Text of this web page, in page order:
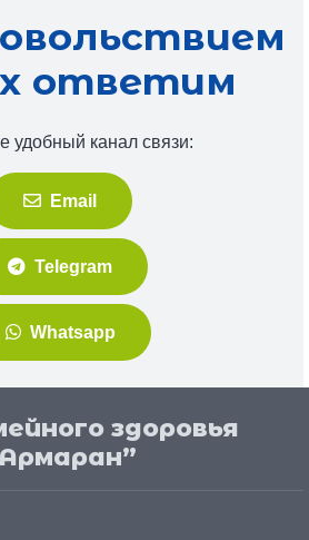
ответим
удобный канал связи:
Email
Telegram
Whatsapp
здоровья